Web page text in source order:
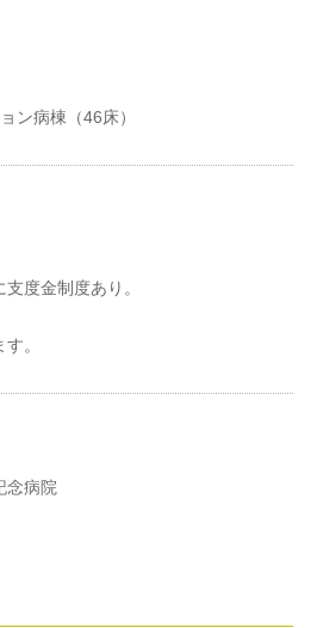
ン病棟（46床）
度金制度あり。
。
念病院